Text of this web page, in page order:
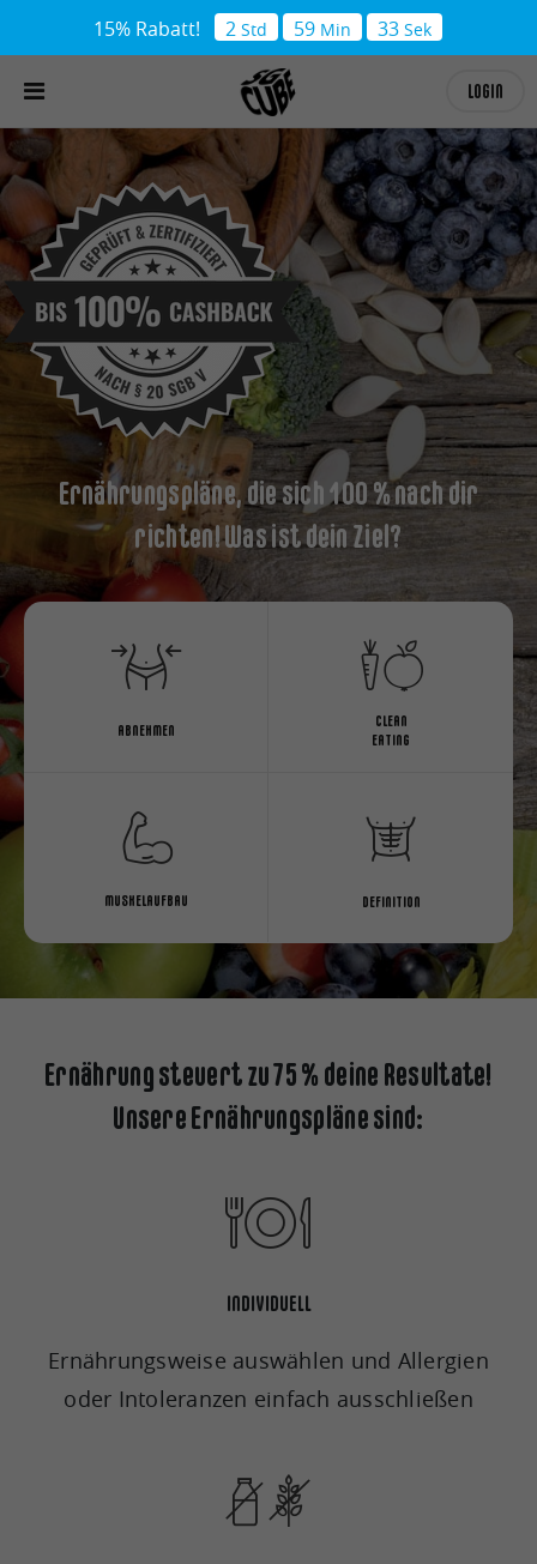
Ernährungspläne, die sich 100 % nach dir
richten! Was ist dein Ziel?
ABNEHMEN
CLEAN
EATING
MUSKELAUFBAU DEFINITION
Ernährung steuert zu 75 % deine Resultate!
Unsere Ernährungspläne sind:
INDIVIDUELL
Ernährungsweise auswählen und Allergien
oder Intoleranzen einfach ausschließen
15% Rabatt! 2Std 59Min 32Sek
LOGIN